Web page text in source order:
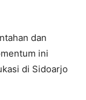
dan
ini
di Sidoarjo